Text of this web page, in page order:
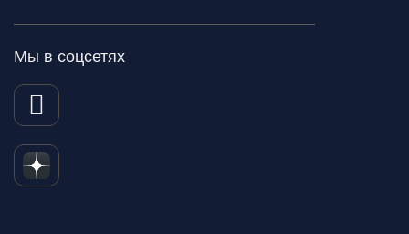
Мы в соцсетях